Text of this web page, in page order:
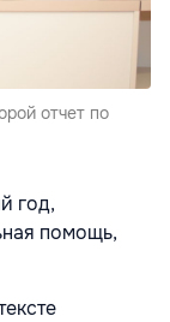
отчет по
год,
помощь,